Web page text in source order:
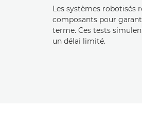
Les systèmes robotisés
composants pour
terme. Ces tests
un délai limité.